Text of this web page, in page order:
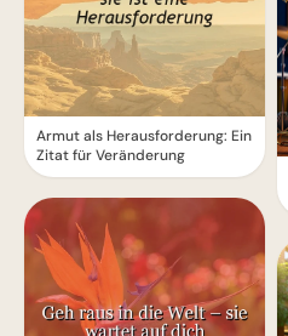
Armut als Herausforderung: Ein
Zitat für Veränderung